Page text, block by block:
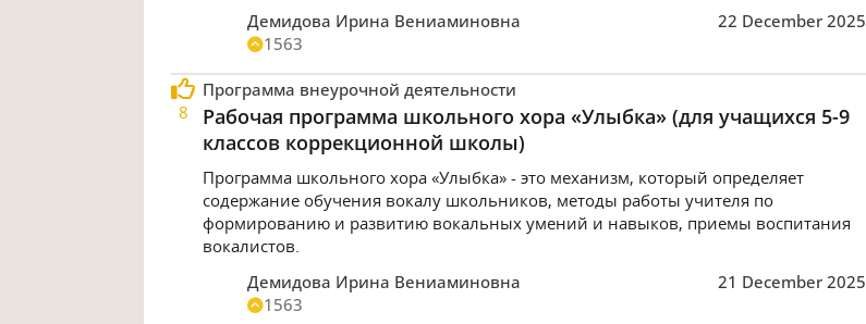
Демидова Ирина Вениаминовна
1563
22 December 2025
8
Программа внеурочной деятельности
Рабочая программа школьного хора «Улыбка» (для учащихся 5-9
классов коррекционной школы)
Программа школьного хора «Улыбка» - это механизм, который определяет
содержание обучения вокалу школьников, методы работы учителя по
формированию и развитию вокальных умений и навыков, приемы воспитания
вокалистов.
Демидова Ирина Вениаминовна
1563
21 December 2025